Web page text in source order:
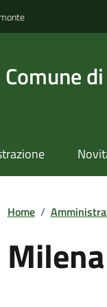
Comune
Home /